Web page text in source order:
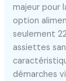
majeur pour
option
seulement
assiettes
démarches